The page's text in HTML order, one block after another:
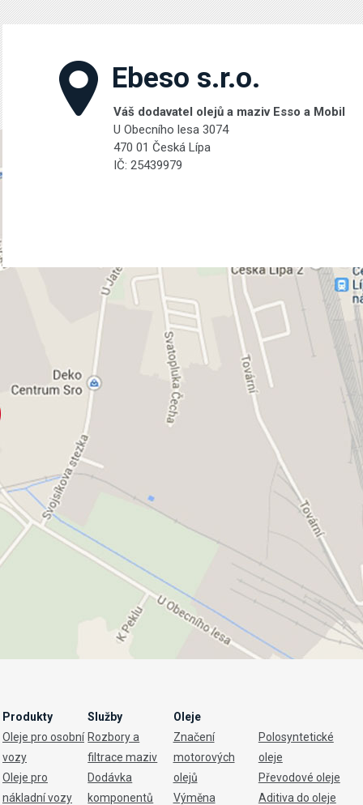
Ebeso s.r.o.
Váš dodavatel olejů a maziv Esso a Mobil
U Obecního lesa 3074
470 01 Česká Lípa
IČ: 25439979
Produkty
Oleje pro osobní
vozy
Oleje pro
nákladní vozy
Služby
Rozbory a
filtrace maziv
Dodávka
komponentů
Oleje
Značení
motorových
olejů
Výměna
Polosyntetické
oleje
Převodové oleje
Aditiva do oleje